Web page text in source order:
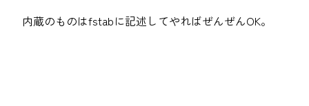
内蔵のものはfstabに記述してやればぜんぜんOK。